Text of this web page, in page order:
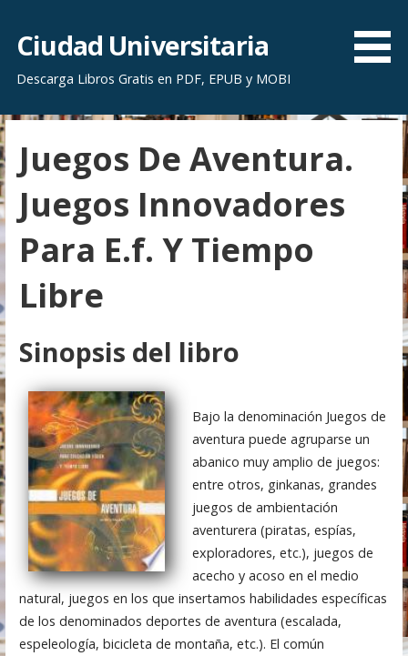
r
a
l
c
o
n
e
n
i
d
o
Ciudad Universitaria
Descarga Libros Gratis en PDF, EPUB y MOBI
Juegos De Aventura.
Juegos Innovadores
Para E.f. Y Tiempo
Libre
Sinopsis del libro
Bajo la denominación Juegos de
aventura puede agruparse un
abanico muy amplio de juegos:
entre otros, ginkanas, grandes
juegos de ambientación
aventurera (piratas, espías,
exploradores, etc.), juegos de
acecho y acoso en el medio
natural, juegos en los que insertamos habilidades específicas
de los denominados deportes de aventura (escalada,
espeleología, bicicleta de montaña, etc.). El común